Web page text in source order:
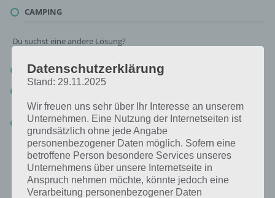
CAMPING
Du suchst eine andere Lösung?
Tägliches BONUS Rätsel: Zur Lösung vom 5.7.2019
5.7.2018, als Lösung gesucht war
Zur Übersicht:4 Bilder 1 Wort Lösungen zu Deutschland im Juli
2019!
Datenschutzerklärung
Stand: 29.11.2025
Wir freuen uns sehr über Ihr Interesse an unserem
Unternehmen. Eine Nutzung der Internetseiten ist
grundsätzlich ohne jede Angabe
personenbezogener Daten möglich. Sofern eine
betroffene Person besondere Services unseres
Unternehmens über unsere Internetseite in
Anspruch nehmen möchte, könnte jedoch eine
Verarbeitung personenbezogener Daten